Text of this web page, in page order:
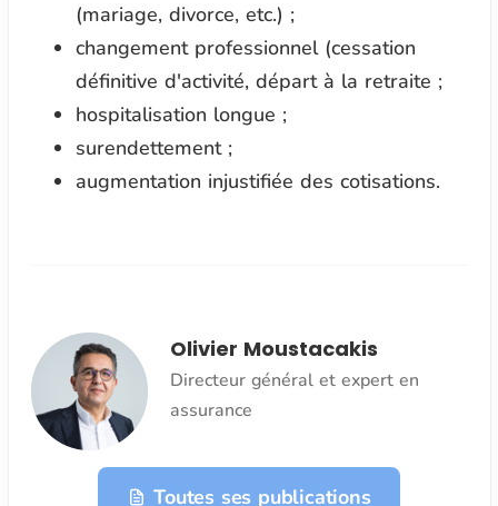
(mariage, divorce, etc.) ;
changement professionnel (cessation
définitive d'activité, départ à la retraite ;
hospitalisation longue ;
surendettement ;
augmentation injustifiée des cotisations.
Olivier Moustacakis
Directeur général et expert en
assurance
Toutes ses publications